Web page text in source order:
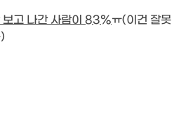
보고 나간 사람이 83%ㅠ(이건 잘못